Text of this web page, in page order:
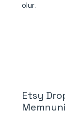
olur.
Etsy